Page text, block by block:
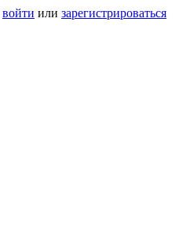
войти или зарегистрироваться